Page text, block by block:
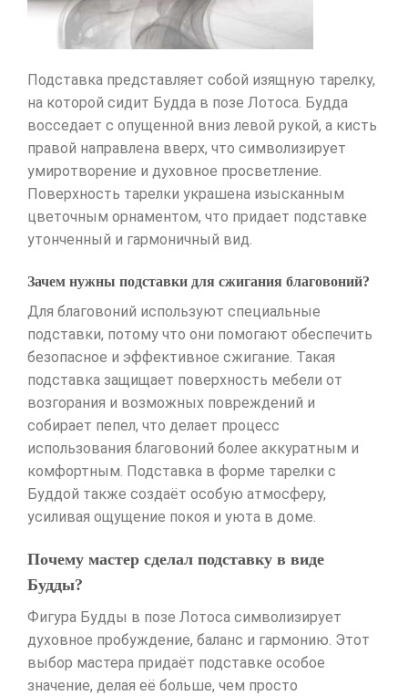
Подставка представляет собой изящную тарелку,
на которой сидит Будда в позе Лотоса. Будда
восседает с опущенной вниз левой рукой, а кисть
правой направлена вверх, что символизирует
умиротворение и духовное просветление.
Поверхность тарелки украшена изысканным
цветочным орнаментом, что придает подставке
утонченный и гармоничный вид.
Зачем нужны подставки для сжигания благовоний?
Для благовоний используют специальные
подставки, потому что они помогают обеспечить
безопасное и эффективное сжигание. Такая
подставка защищает поверхность мебели от
возгорания и возможных повреждений и
собирает пепел, что делает процесс
использования благовоний более аккуратным и
комфортным. Подставка в форме тарелки с
Буддой также создаёт особую атмосферу,
усиливая ощущение покоя и уюта в доме.
Почему мастер сделал подставку в виде
Будды?
Фигура Будды в позе Лотоса символизирует
духовное пробуждение, баланс и гармонию. Этот
выбор мастера придаёт подставке особое
значение, делая её больше, чем просто